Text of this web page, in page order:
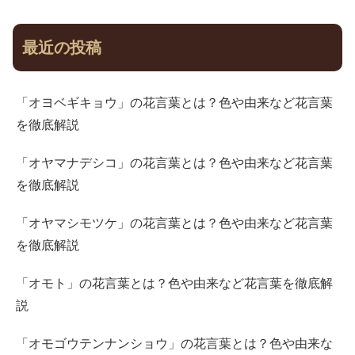
最近の投稿
「オヨベギキョウ」の花言葉とは？色や由来など花言葉
を徹底解説
「オヤマナデシコ」の花言葉とは？色や由来など花言葉
を徹底解説
「オヤマシモツケ」の花言葉とは？色や由来など花言葉
を徹底解説
「オモト」の花言葉とは？色や由来など花言葉を徹底解
説
「オモゴウテンナンショウ」の花言葉とは？色や由来な